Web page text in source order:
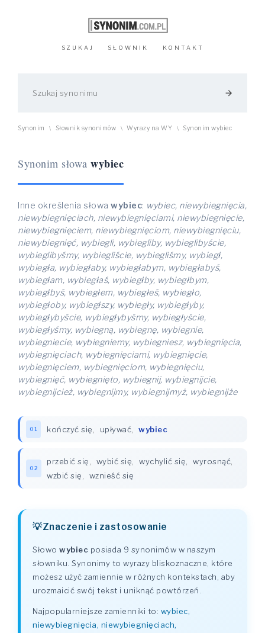
SZUKAJ SŁOWNIK KONTAKT
arrow_forward
Synonim \ Słownik synonimów \ Wyrazy na WY \ Synonim wybiec
Synonim słowa wybiec
Inne określenia słowa wybiec: wybiec, niewybiegnięcia,
niewybiegnięciach, niewybiegnięciami, niewybiegnięcie,
niewybiegnięciem, niewybiegnięciom, niewybiegnięciu,
niewybiegnięć, wybiegli, wybiegliby, wybieglibyście,
wybieglibyśmy, wybiegliście, wybiegliśmy, wybiegł,
wybiegła, wybiegłaby, wybiegłabym, wybiegłabyś,
wybiegłam, wybiegłaś, wybiegłby, wybiegłbym,
wybiegłbyś, wybiegłem, wybiegłeś, wybiegło,
wybiegłoby, wybiegłszy, wybiegły, wybiegłyby,
wybiegłybyście, wybiegłybyśmy, wybiegłyście,
wybiegłyśmy, wybiegną, wybiegnę, wybiegnie,
wybiegniecie, wybiegniemy, wybiegniesz, wybiegnięcia,
wybiegnięciach, wybiegnięciami, wybiegnięcie,
wybiegnięciem, wybiegnięciom, wybiegnięciu,
wybiegnięć, wybiegnięto, wybiegnij, wybiegnijcie,
wybiegnijcież, wybiegnijmy, wybiegnijmyż, wybiegnijże
01 kończyć się upływać wybiec
02
przebić się wybić się wychylić się wyrosnąć
wzbić się
wznieść się
Znaczenie i zastosowanie
Słowo wybiec posiada 9 synonimów w naszym
słowniku. Synonimy to wyrazy bliskoznaczne, które
możesz użyć zamiennie w różnych kontekstach, aby
urozmaicić swój tekst i uniknąć powtórzeń.
Najpopularniejsze zamienniki to: wybiec,
niewybiegnięcia, niewybiegnięciach,